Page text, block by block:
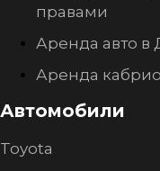
правами
Аренда авто в
Аренда
Автомобили
Toyota